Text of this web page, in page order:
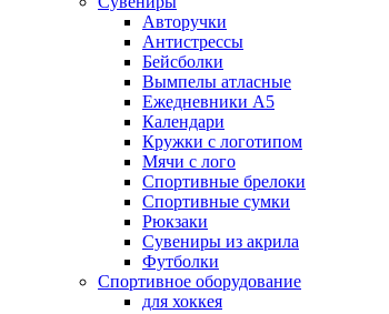
Авторучки
Антистрессы
Бейсболки
Вымпелы атласные
Ежедневники А5
Календари
Кружки с логотипом
Мячи с лого
Спортивные брелоки
Спортивные сумки
Рюкзаки
Сувениры из акрила
Футболки
Спортивное оборудование
для хоккея